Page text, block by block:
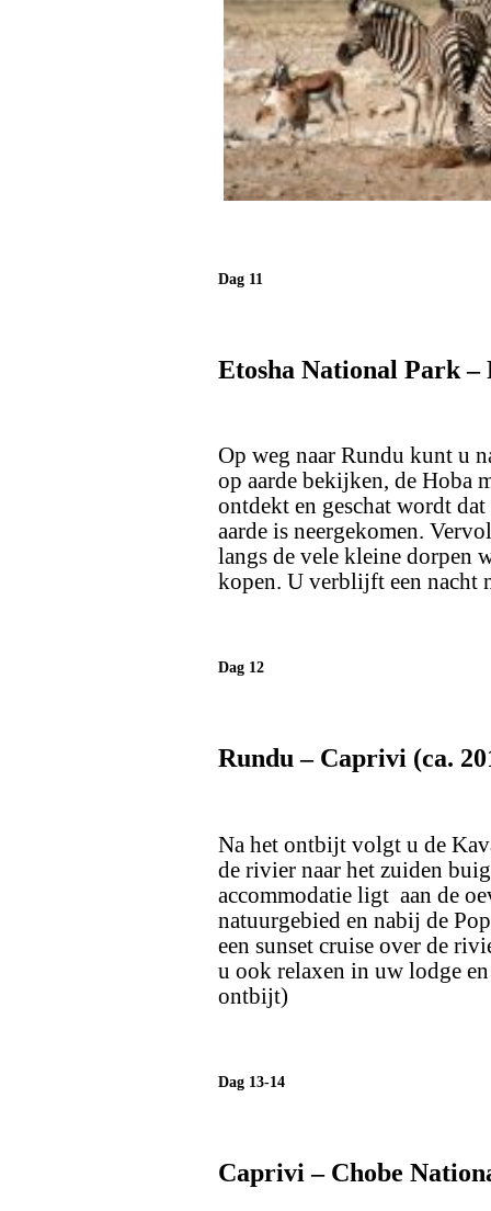
Dag 11
Etosha National Park –
Op weg naar Rundu kunt u
op aarde bekijken, de Hoba
ontdekt en geschat wordt
aarde is neergekomen.
langs de vele kleine dorpen
kopen. U verblijft een nacht
Dag 12
Rundu – Caprivi (ca.
Na het ontbijt volgt u de
de rivier naar het zuiden
accommodatie ligt aan de
natuurgebied en nabij de
een sunset cruise over de
u ook relaxen in uw lodge
ontbijt)
Dag 13-14
Caprivi – Chobe